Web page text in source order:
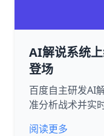
AI解说系统
登场
百度自主研发AI
准分析战术并实
阅读更多